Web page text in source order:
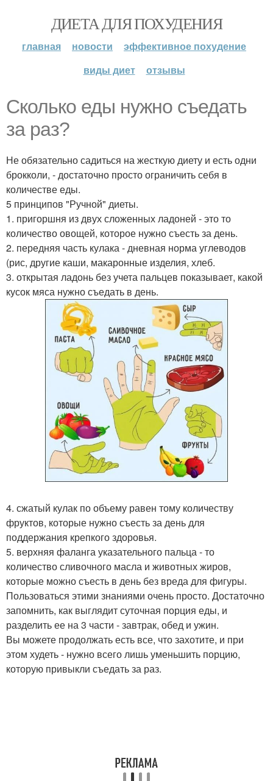
ДИЕТА ДЛЯ ПОХУДЕНИЯ
главная новости
эффективное похудение
виды диет
отзывы
Сколько еды нужно съедать
за раз?
Не обязательно садиться на жесткую диету и есть одни
брокколи, - достаточно просто ограничить себя в
количестве еды.
5 принципов "Ручной" диеты.
1. пригоршня из двух сложенных ладоней - это то
количество овощей, которое нужно съесть за день.
2. передняя часть кулака - дневная норма углеводов
(рис, другие каши, макаронные изделия, хлеб.
3. открытая ладонь без учета пальцев показывает, какой
кусок мяса нужно съедать в день.
4. сжатый кулак по объему равен тому количеству
фруктов, которые нужно съесть за день для
поддержания крепкого здоровья.
5. верхняя фаланга указательного пальца - то
количество сливочного масла и животных жиров,
которые можно съесть в день без вреда для фигуры.
Пользоваться этими знаниями очень просто. Достаточно
запомнить, как выглядит суточная порция еды, и
разделить ее на 3 части - завтрак, обед и ужин.
Вы можете продолжать есть все, что захотите, и при
этом худеть - нужно всего лишь уменьшить порцию,
которую привыкли съедать за раз.